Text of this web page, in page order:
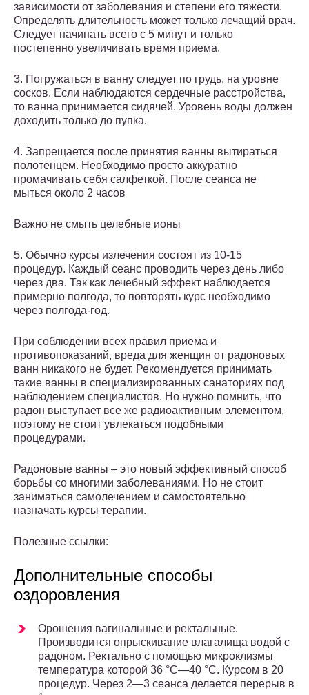
зависимости от заболевания и степени его тяжести.
Определять длительность может только лечащий врач.
Следует начинать всего с 5 минут и только
постепенно увеличивать время приема.
3. Погружаться в ванну следует по грудь, на уровне
сосков. Если наблюдаются сердечные расстройства,
то ванна принимается сидячей. Уровень воды должен
доходить только до пупка.
4. Запрещается после принятия ванны вытираться
полотенцем. Необходимо просто аккуратно
промачивать себя салфеткой. После сеанса не
мыться около 2 часов
Важно не смыть целебные ионы
5. Обычно курсы излечения состоят из 10-15
процедур. Каждый сеанс проводить через день либо
через два. Так как лечебный эффект наблюдается
примерно полгода, то повторять курс необходимо
через полгода-год.
При соблюдении всех правил приема и
противопоказаний, вреда для женщин от радоновых
ванн никакого не будет. Рекомендуется принимать
такие ванны в специализированных санаториях под
наблюдением специалистов. Но нужно помнить, что
радон выступает все же радиоактивным элементом,
поэтому не стоит увлекаться подобными
процедурами.
Радоновые ванны – это новый эффективный способ
борьбы со многими заболеваниями. Но не стоит
заниматься самолечением и самостоятельно
назначать курсы терапии.
Полезные ссылки:
Дополнительные способы
оздоровления
Орошения вагинальные и ректальные.
Производится опрыскивание влагалища водой с
радоном. Ректально с помощью микроклизмы
температура которой 36 °С—40 °С. Курсом в 20
процедур. Через 2—3 сеанса делается перерыв в